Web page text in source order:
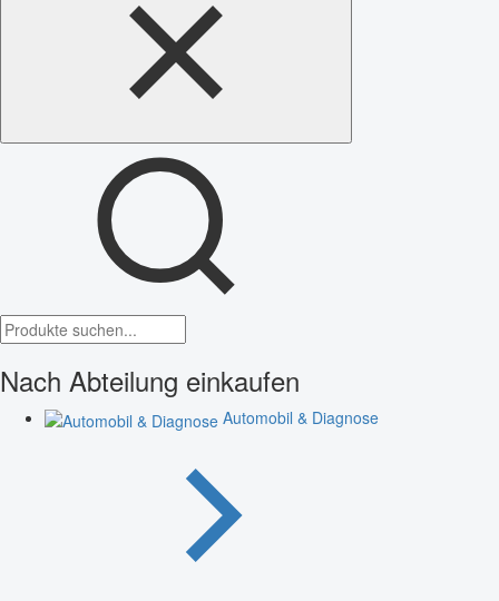
Nach Abteilung einkaufen
Automobil & Diagnose